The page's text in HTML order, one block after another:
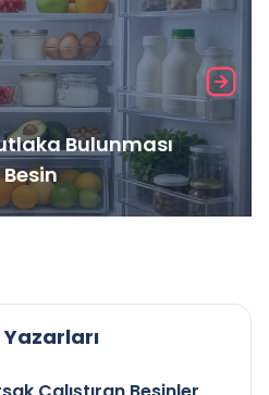
Bulunması
Besin
Yazarları